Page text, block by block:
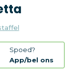
Spoed?
App/bel ons